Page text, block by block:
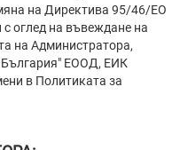
на Директива 95/46/EО
оглед на въвеждане на
на Администратора,
България" ЕООД, ЕИК
в Политиката за